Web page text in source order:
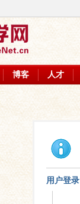
博客 人才
用户登录